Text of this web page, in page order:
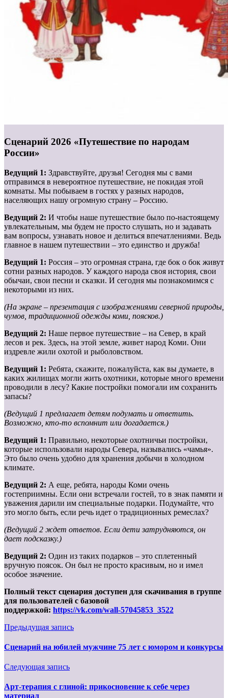
Сценарий 2026 «Путешествие по народам
России»
Ведущий 1: Здравствуйте, друзья! Сегодня мы с вами
отправимся в невероятное путешествие, не покидая этой
комнаты. Мы побываем в гостях у разных народов,
населяющих нашу огромную страну – Россию.
Ведущий 2: И чтобы наше путешествие было по-настоящему
увлекательным, мы будем не просто слушать, но и задавать
вам вопросы, узнавать новое и делиться впечатлениями. Ведь
главное в нашем путешествии – это единство и дружба!
Ведущий 1: Россия – это огромная страна, где бок о бок живут
сотни разных народов. У каждого народа своя история, свои
обычаи, свои песни и сказки. И сегодня мы познакомимся с
некоторыми из них.
(На экране – презентация с изображениями северной природы,
чумов, традиционной одежды коми, поясков.)
Ведущий 2: Наше первое путешествие – на Север, в край
лесов и рек. Здесь, на этой земле, живет народ Коми. Они
издревле жили охотой и рыболовством.
Ведущий 1: Ребята, скажите, пожалуйста, как вы думаете, в
каких жилищах могли жить охотники, которые много времени
проводили в лесу? Какие постройки помогали им сохранить
запасы?
(Ведущий 1 предлагает детям подумать и ответить.
Возможно, кто-то вспомнит или догадается.)
Ведущий 1: Правильно, некоторые охотничьи постройки,
которые использовали народы Севера, назывались «чамья».
Это было очень удобно для хранения добычи в холодном
климате.
Ведущий 2: А еще, ребята, народы Коми очень
гостеприимны. Если они встречали гостей, то в знак памяти и
уважения дарили им специальные подарки. Подумайте, что
это могло быть, если речь идет о традиционных ремеслах?
(Ведущий 2 ждет ответов. Если дети затрудняются, он
дает подсказку.)
Ведущий 2: Один из таких подарков – это сплетенный
вручную поясок. Он был не просто красивым, но и имел
особое значение.
Полный текст сценария доступен для скачивания в группе
для пользователей с базовой
поддержкой: https://vk.com/wall-57045853_3522
Предыдущая запись
Сценарий на юбилей мужчине 75 лет с юмором и конкурсы
Следующая запись
Арт-терапия с глиной: прикосновение к себе через
материал